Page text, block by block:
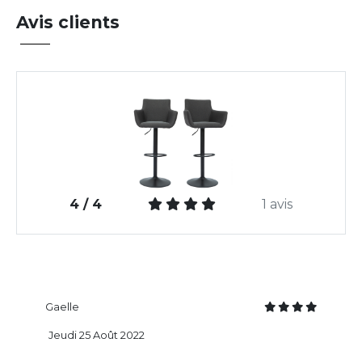
Avis clients
4 / 4 1 avis
Gaelle
Jeudi 25 Août 2022